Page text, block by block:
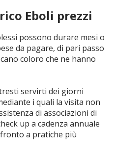
Eboli prezzi
possono durare mesi o
da pagare, di pari passo
coloro che ne hanno
servirti dei giorni
i quali la visita non
di associazioni di
up a cadenza annuale
a pratiche più